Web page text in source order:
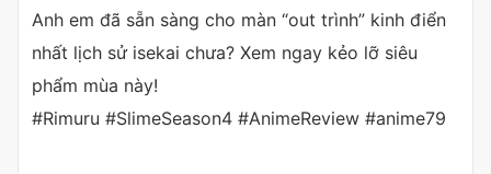
Anh em đã sẵn sàng cho màn “out trình” kinh điển
nhất lịch sử isekai chưa? Xem ngay kẻo lỡ siêu
phẩm mùa này!
#Rimuru #SlimeSeason4 #AnimeReview #anime79